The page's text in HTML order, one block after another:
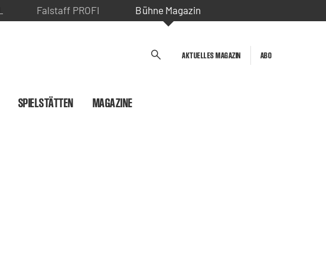
Falstaff PROFI Bühne Magazin
AKTUELLES MAGAZIN ABO
SPIELSTÄTTEN MAGAZINE